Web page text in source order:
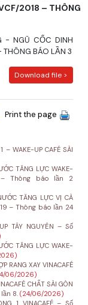
2018 – THÔNG
- NGŨ CỐC DINH
BÁO LẦN 3
Download file >
Print the page
– WAKE-UP CAFÉ SÀI
TĂNG LỰC WAKE-
– Thông báo lần 2
TĂNG LỰC VỊ CÀ
– Thông báo lần 24
TÂY NGUYÊN – Số
TĂNG LỰC WAKE-
RANG XAY VINACAFÉ
06/2026)
CHẤT SÀI GÒN
8. (24/06/2026)
1 VINACAFÉ – Số